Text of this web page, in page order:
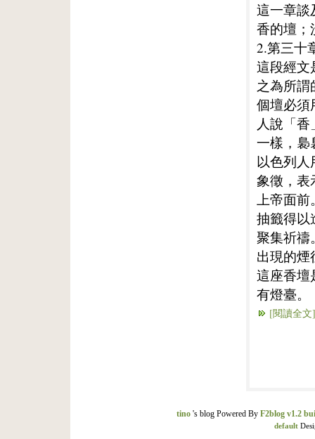
這一章談
香的壇；
2.第三十
這段經文
之為所
個壇必須
人說「
一樣，裊
以色列人
象徵，表
上帝面前
抽籤得以
聚集祈禱
出現的煙
這座香壇
有燈臺。
[閱讀全文]
tino's blog Powered By F2blog v1.2
default